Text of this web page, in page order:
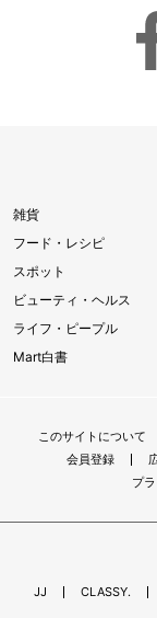
雑貨
フード・レシピ
スポット
ビューティ・ヘルス
ライフ・ピープル
Mart白書
このサイトについて
会員登録
プ
JJ CLASSY.